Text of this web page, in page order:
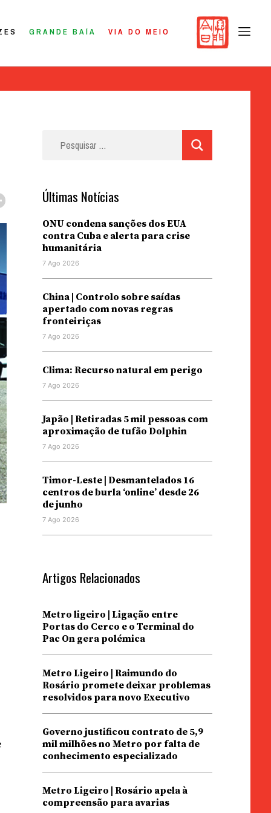
GRANDE BAÍA VIA DO MEIO
Últimas Notícias
ONU condena sanções dos EUA
contra Cuba e alerta para crise
humanitária
7 Ago 2026
China | Controlo sobre saídas
apertado com novas regras
fronteiriças
7 Ago 2026
Clima: Recurso natural em perigo
7 Ago 2026
Japão | Retiradas 5 mil pessoas com
aproximação de tufão Dolphin
7 Ago 2026
Timor-Leste | Desmantelados 16
centros de burla ‘online’ desde 26
de junho
7 Ago 2026
Artigos Relacionados
Metro ligeiro | Ligação entre
Portas do Cerco e o Terminal do
Pac On gera polémica
Metro Ligeiro | Raimundo do
Rosário promete deixar problemas
resolvidos para novo Executivo
Governo justificou contrato de 5,9
mil milhões no Metro por falta de
conhecimento especializado
Metro Ligeiro | Rosário apela à
compreensão para avarias